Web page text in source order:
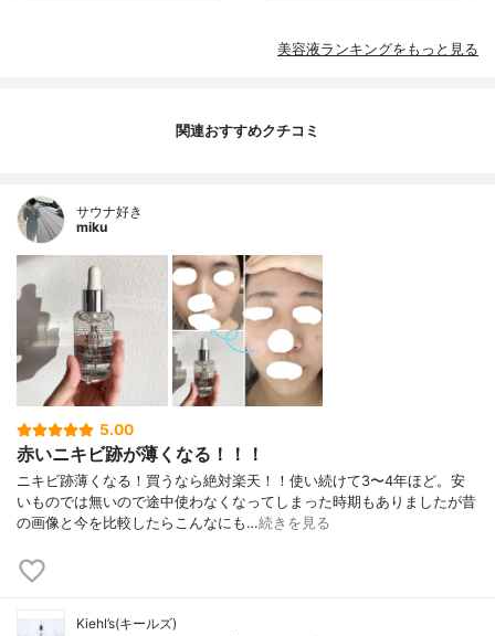
美容液ランキングをもっと見る
関連おすすめクチコミ
サウナ好き
miku
5.00
赤いニキビ跡が薄くなる！！！
ニキビ跡薄くなる！買うなら絶対楽天！！使い続けて3〜4年ほど。安
いものでは無いので途中使わなくなってしまった時期もありましたが昔
の画像と今を比較したらこんなにも…続きを見る
Kiehl’s(キールズ)